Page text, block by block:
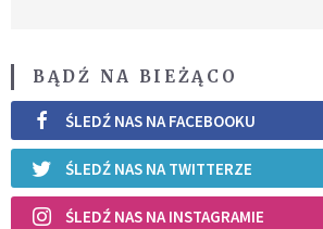
BĄDŹ NA BIEŻĄCO
ŚLEDŹ NAS NA FACEBOOKU
ŚLEDŹ NAS NA TWITTERZE
ŚLEDŹ NAS NA INSTAGRAMIE